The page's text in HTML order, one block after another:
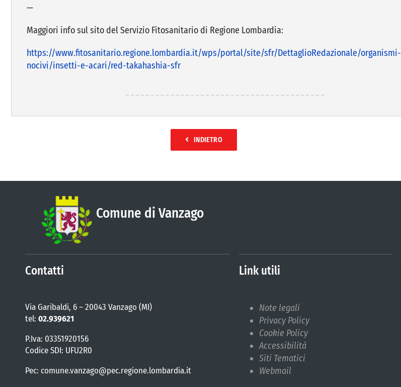
—
Maggiori info sul sito del Servizio Fitosanitario di Regione Lombardia:
https://www.fitosanitario.regione.lombardia.it/wps/portal/site/sfr/DettaglioRedazionale/organismi-
nocivi/insetti-e-acari/red-takahashia-sfr
INDIETRO
Comune di Vanzago
Contatti
Via Garibaldi, 6 – 20043 Vanzago (MI)
tel: 02.939621
P.Iva: 03351920156
Codice SDI: UFU2R0
Pec: comune.vanzago@pec.regione.lombardia.it
Link utili
Note legali
Privacy Policy
Cookie Policy
Accessibilità
Siti Tematici
Webmail